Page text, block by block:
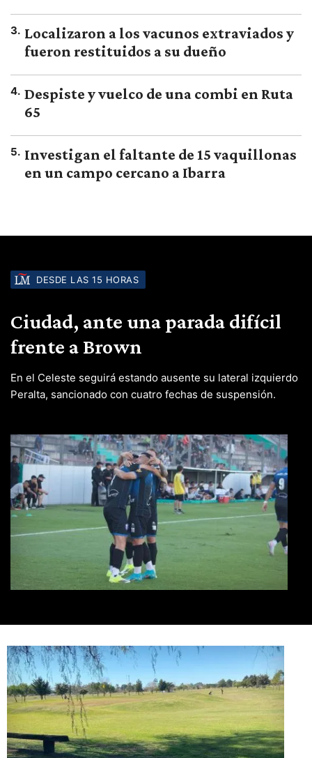
3. Localizaron a los vacunos extraviados y
fueron restituidos a su dueño
4. Despiste y vuelco de una combi en Ruta
65
5. Investigan el faltante de 15 vaquillonas
en un campo cercano a Ibarra
DESDE LAS 15 HORAS
Ciudad, ante una parada difícil
frente a Brown
En el Celeste seguirá estando ausente su lateral izquierdo
Peralta, sancionado con cuatro fechas de suspensión.